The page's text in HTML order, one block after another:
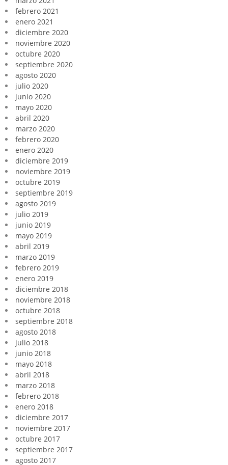
febrero 2021
enero 2021
diciembre 2020
noviembre 2020
octubre 2020
septiembre 2020
agosto 2020
julio 2020
junio 2020
mayo 2020
abril 2020
marzo 2020
febrero 2020
enero 2020
diciembre 2019
noviembre 2019
octubre 2019
septiembre 2019
agosto 2019
julio 2019
junio 2019
mayo 2019
abril 2019
marzo 2019
febrero 2019
enero 2019
diciembre 2018
noviembre 2018
octubre 2018
septiembre 2018
agosto 2018
julio 2018
junio 2018
mayo 2018
abril 2018
marzo 2018
febrero 2018
enero 2018
diciembre 2017
noviembre 2017
octubre 2017
septiembre 2017
agosto 2017